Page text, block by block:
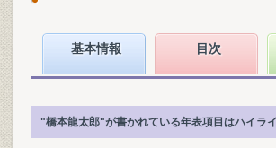
基本情報 目次
"橋本龍太郎"が書かれている年表項目はハイラ